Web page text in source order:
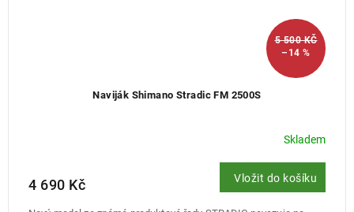
5 500 KČ
–14 %
Naviják Shimano Stradic FM 2500S
Skladem
4 690 Kč Vložit do košíku